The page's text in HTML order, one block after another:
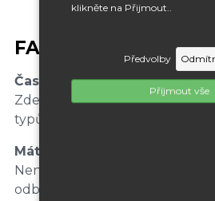
klikněte na Přijmout..
Předvolby
Příjmout vše
FAQ
Často kladené otázky
Zde Vám odpovíme na
typů, montáže, grafiky i
Máte další otázky?
Nenašli jste odpověď, kterou
odborníci Vám rádi poradí!